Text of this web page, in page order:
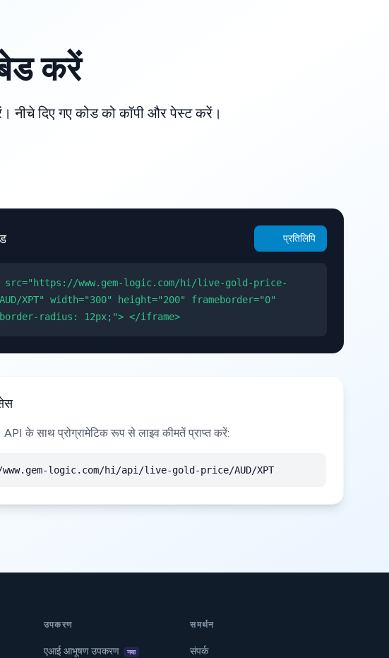
करें
नीचे दिए गए कोड को कॉपी और पेस्ट करें।
प्रतिलिपि
src="https://www.gem-logic.com/hi/live-gold-price-
XPT" width="300" height="200" frameborder="0"
radius: 12px;"> </iframe>
API के साथ प्रोग्रामेटिक रूप से लाइव कीमतें प्राप्त करें:
logic.com/hi/api/live-gold-price/AUD/XPT
उपकरण
एआई आभूषण उपकरण नया
समर्थन
संपर्क